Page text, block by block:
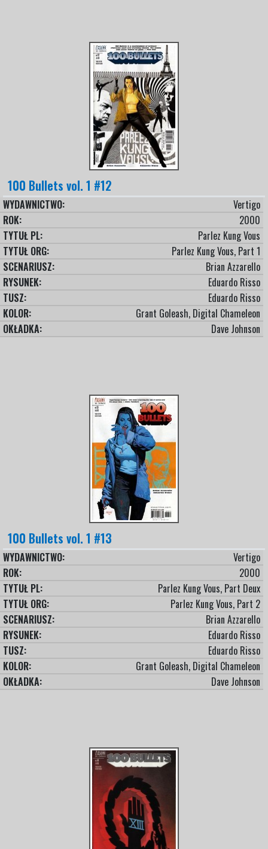
100 Bullets vol. 1 #12
WYDAWNICTWO:
Vertigo
ROK:
2000
TYTUŁ PL:
Parlez Kung Vous
TYTUŁ ORG:
Parlez Kung Vous, Part 1
SCENARIUSZ:
Brian Azzarello
RYSUNEK:
Eduardo Risso
TUSZ:
Eduardo Risso
KOLOR:
Grant Goleash, Digital Chameleon
OKŁADKA:
Dave Johnson
100 Bullets vol. 1 #13
WYDAWNICTWO:
Vertigo
ROK:
2000
TYTUŁ PL:
Parlez Kung Vous, Part Deux
TYTUŁ ORG:
Parlez Kung Vous, Part 2
SCENARIUSZ:
Brian Azzarello
RYSUNEK:
Eduardo Risso
TUSZ:
Eduardo Risso
KOLOR:
Grant Goleash, Digital Chameleon
OKŁADKA:
Dave Johnson